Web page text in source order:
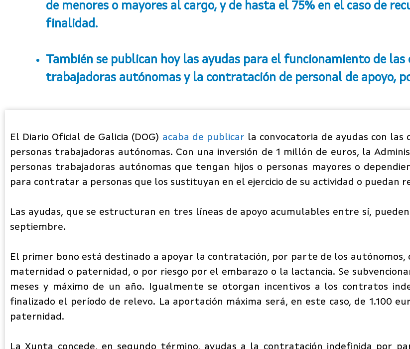
de menores o mayores al cargo, y de hasta el 75% en el caso de
finalidad.
También se publican hoy las ayudas para el funcionamiento de
trabajadoras autónomas y la contratación de personal de apoyo,
El Diario Oficial de Galicia (DOG) acaba de publicar la convocatoria de ayudas con
personas trabajadoras autónomas. Con una inversión de 1 millón de euros, la
personas trabajadoras autónomas que tengan hijos o personas mayores o
para contratar a personas que los sustituyan en el ejercicio de su actividad o puedan
Las ayudas, que se estructuran en tres líneas de apoyo acumulables entre sí,
septiembre.
El primer bono está destinado a apoyar la contratación, por parte de los autónomos,
maternidad o paternidad, o por riesgo por el embarazo o la lactancia. Se
meses y máximo de un año. Igualmente se otorgan incentivos a los contratos
finalizado el período de relevo. La aportación máxima será, en este caso, de 1.100
paternidad.